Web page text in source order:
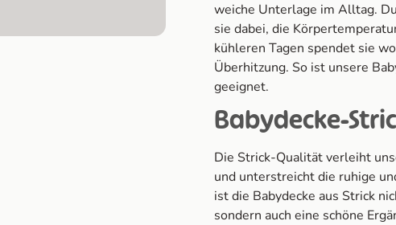
weiche Unterlage im Alltag.
sie dabei, die
kühleren Tagen spendet sie
Überhitzung. So ist unsere
geeignet.
Babydecke-
Die Strick-Qualität verleiht
und unterstreicht die ruhige
ist die Babydecke aus Strick
sondern auch eine schöne